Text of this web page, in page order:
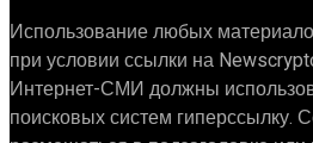
Использование любых
при условии ссылки на
Интернет-СМИ должны
поисковых систем гиперссылку.